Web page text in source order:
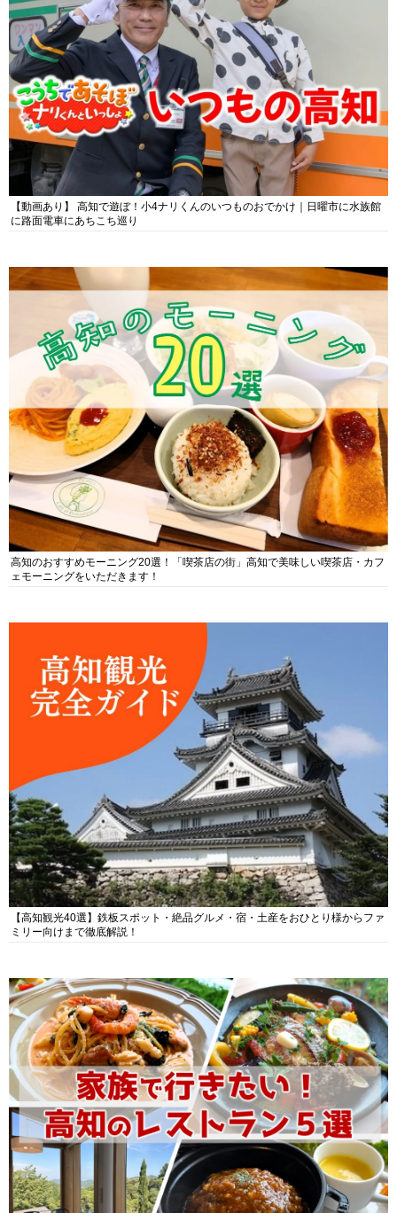
【動画あり】 高知で遊ぼ！小4ナリくんのいつものおでかけ｜日曜市に水族館
に路面電車にあちこち巡り
高知のおすすめモーニング20選！「喫茶店の街」高知で美味しい喫茶店・カフ
ェモーニングをいただきます！
【高知観光40選】鉄板スポット・絶品グルメ・宿・土産をおひとり様からファ
ミリー向けまで徹底解説！